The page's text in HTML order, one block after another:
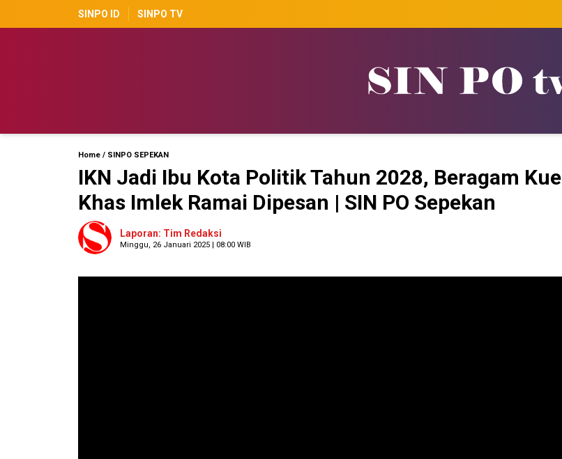
SINPO ID SINPO TV
Home / SINPO SEPEKAN
IKN Jadi Ibu Kota Politik Tahun 2028, Beragam Kue
Khas Imlek Ramai Dipesan | SIN PO Sepekan
Laporan: Tim Redaksi
Minggu, 26 Januari 2025 | 08:00 WIB